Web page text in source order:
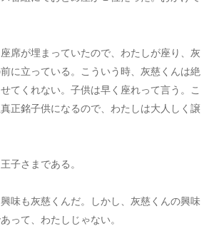
席が埋まっていたので、わたしが座り、灰
に立っている。こういう時、灰慈くんは絶
てくれない。子供は早く座れって言う。こ
正銘子供になるので、わたしは大人しく譲
子さまである。
味も灰慈くんだ。しかし、灰慈くんの興味
って、わたしじゃない。